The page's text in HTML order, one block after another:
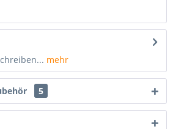
mehr
5